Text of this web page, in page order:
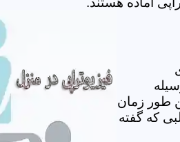
طور زمان
که گفته